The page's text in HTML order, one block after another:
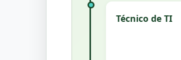
Técnico de TI